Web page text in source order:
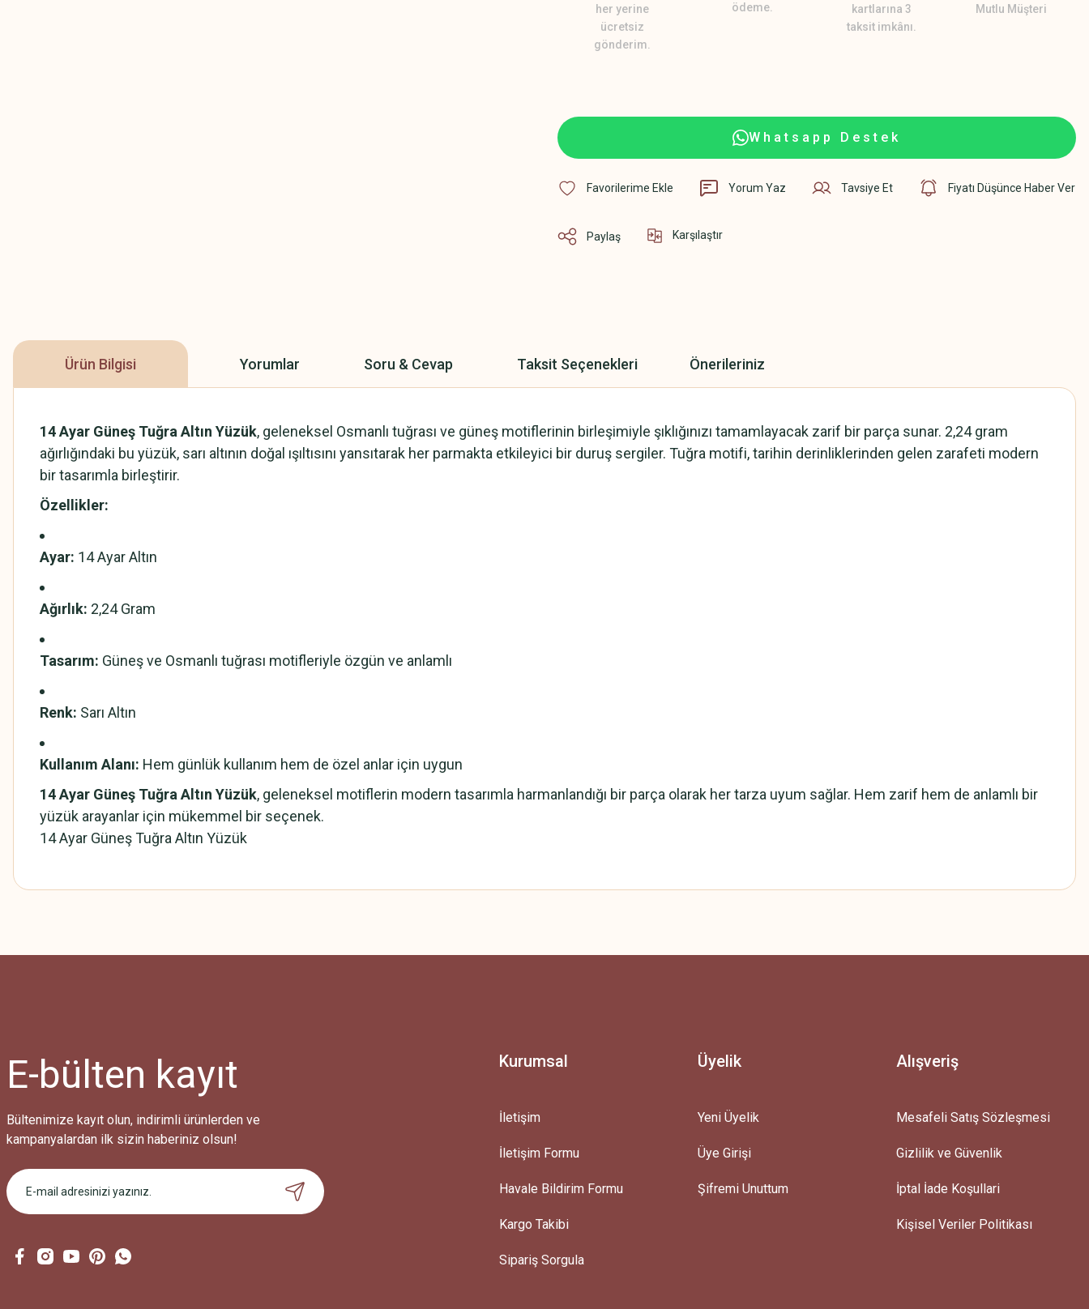
her yerine
ücretsiz
gönderim.
ödeme.
kartlarına 3
taksit imkânı.
Mutlu Müşteri
Whatsapp Destek
Yorum Yaz Tavsiye Et Fiyatı Düşünce Haber Ver
Paylaş Karşılaştır
Ürün Bilgisi Yorumlar Soru & Cevap Taksit Seçenekleri Önerileriniz
14 Ayar Güneş Tuğra Altın Yüzük, geleneksel Osmanlı tuğrası ve güneş motiflerinin birleşimiyle şıklığınızı tamamlayacak zarif bir parça sunar. 2,24 gram
ağırlığındaki bu yüzük, sarı altının doğal ışıltısını yansıtarak her parmakta etkileyici bir duruş sergiler. Tuğra motifi, tarihin derinliklerinden gelen zarafeti modern
bir tasarımla birleştirir.
Özellikler:
Ayar: 14 Ayar Altın
Ağırlık: 2,24 Gram
Tasarım: Güneş ve Osmanlı tuğrası motifleriyle özgün ve anlamlı
Renk: Sarı Altın
Kullanım Alanı: Hem günlük kullanım hem de özel anlar için uygun
14 Ayar Güneş Tuğra Altın Yüzük, geleneksel motiflerin modern tasarımla harmanlandığı bir parça olarak her tarza uyum sağlar. Hem zarif hem de anlamlı bir
yüzük arayanlar için mükemmel bir seçenek.
14 Ayar Güneş Tuğra Altın Yüzük
Bu ürüne ilk yorumu siz yapın!
Ürün hakkında henüz soru sorulmamış.
Bu ürüne benzer farklı alternatifler olmalı.
Gönder
E-bülten kayıt
Bültenimize kayıt olun, indirimli ürünlerden ve
kampanyalardan ilk sizin haberiniz olsun!
Kurumsal
İletişim
İletişim Formu
Havale Bildirim Formu
Kargo Takibi
Sipariş Sorgula
Üyelik
Yeni Üyelik
Üye Girişi
Şifremi Unuttum
Alışveriş
Mesafeli Satış Sözleşmesi
Gizlilik ve Güvenlik
İptal İade Koşullari
Kişisel Veriler Politikası